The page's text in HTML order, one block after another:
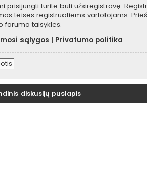
prisijungti turite būti užsiregistravę.
teises registruotiems vartotojams.
forumo taisykles.
sąlygos
Privatumo politika
diskusijų puslapis